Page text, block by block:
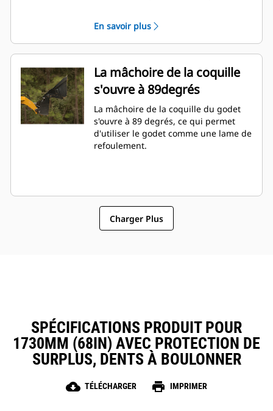
En savoir plus
La mâchoire de la coquille
s'ouvre à 89degrés
La mâchoire de la coquille du godet
s'ouvre à 89 degrés, ce qui permet
d'utiliser le godet comme une lame de
refoulement.
Charger Plus
SPÉCIFICATIONS PRODUIT POUR
1730MM (68IN) AVEC PROTECTION DE
SURPLUS, DENTS À BOULONNER
cloud_download TÉLÉCHARGER print IMPRIMER